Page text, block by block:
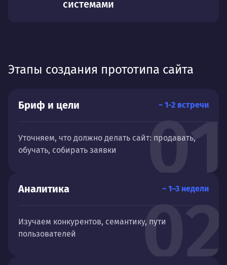
системами
Этапы создания прототипа сайта
01
Бриф и цели ~ 1-2 встречи
Уточняем, что должно делать сайт: продавать,
обучать, собирать заявки
02
Аналитика ~ 1–3 недели
Изучаем конкурентов, семантику, пути
пользователей